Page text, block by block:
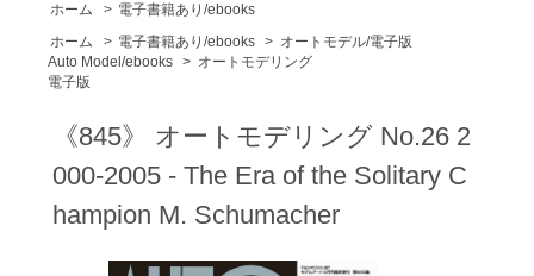
ホーム
> 電子書籍あり/ebooks
ホーム
> 電子書籍あり/ebooks > オートモデル/電子版
Auto Model/ebooks > オートモデリング
電子版
《845》 オートモデリング No.26 2
000-2005 - The Era of the Solitary C
hampion M. Schumacher